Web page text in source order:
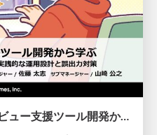
【CEDEC2026】コードレビュー支援ツール開発から学ぶ：LLMを用いた業務システムの実践的な運用設計と誤出力対策